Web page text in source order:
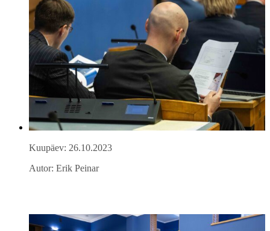
Kuupäev: 26.10.2023
Autor: Erik Peinar